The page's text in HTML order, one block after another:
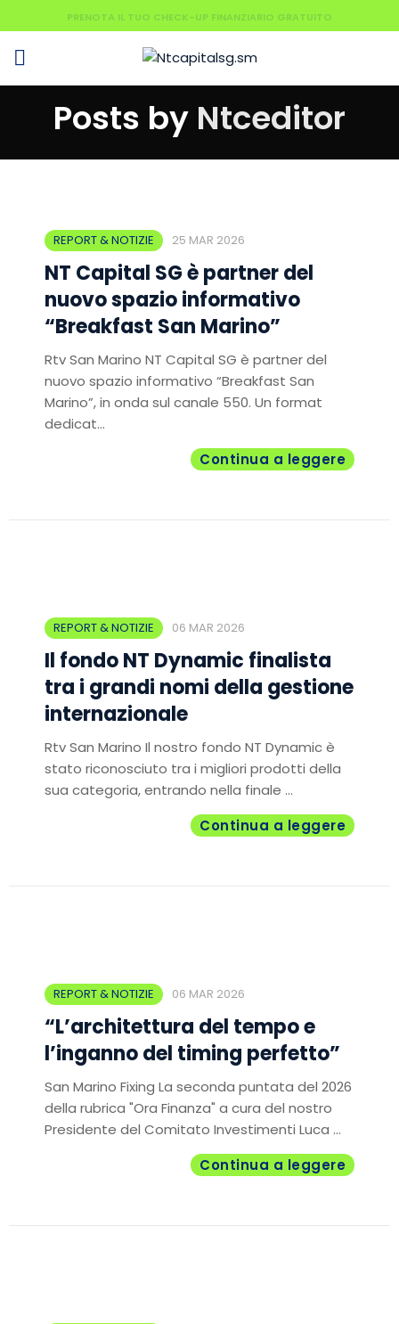
Posts by Ntceditor
REPORT & NOTIZIE 25 MAR 2026
NT Capital SG è partner del
nuovo spazio informativo
“Breakfast San Marino”
Rtv San Marino NT Capital SG è partner del
nuovo spazio informativo “Breakfast San
Marino”, in onda sul canale 550. Un format
dedicat...
Continua a leggere
REPORT & NOTIZIE 06 MAR 2026
Il fondo NT Dynamic finalista
tra i grandi nomi della gestione
internazionale
Rtv San Marino Il nostro fondo NT Dynamic è
stato riconosciuto tra i migliori prodotti della
sua categoria, entrando nella finale ...
Continua a leggere
REPORT & NOTIZIE 06 MAR 2026
“L’architettura del tempo e
l’inganno del timing perfetto”
San Marino Fixing La seconda puntata del 2026
della rubrica "Ora Finanza" a cura del nostro
Presidente del Comitato Investimenti Luca ...
Continua a leggere
PRENOTA IL TUO CHECK-UP FINANZIARIO GRATUITO